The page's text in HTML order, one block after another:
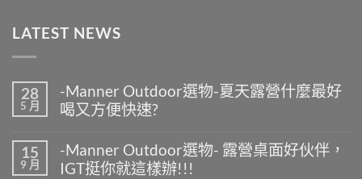
LATEST NEWS
28
5 月
-Manner Outdoor選物-夏天露營什麼最好
喝又方便快速?
〈-
Manner
Outdoor
無
留
言
15
9 月
-Manner Outdoor選物- 露營桌面好伙伴，
IGT挺你就這樣辦!!!